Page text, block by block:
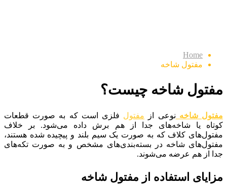
Home
مفتول شاخه
مفتول شاخه چیست؟
مفتول شاخه نوعی از مفتول فلزی است که به صورت قطعات
کوتاه یا شاخه‌های جدا از هم برش داده می‌شود. بر خلاف
مفتول‌های کلاف که به صورت یک سیم بلند و پیچیده شده هستند،
مفتول‌های شاخه در بسته‌بندی‌های مشخص و به صورت تکه‌های
جدا از هم عرضه می‌شوند.
مزایای استفاده از مفتول شاخه